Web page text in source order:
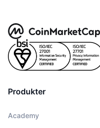
Produkter
Academy